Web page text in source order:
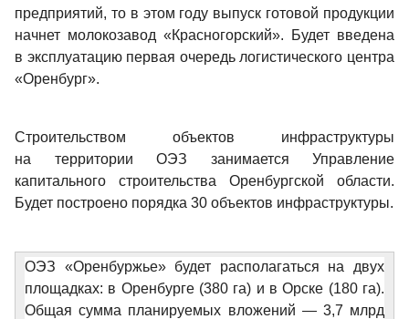
предприятий, то в этом году выпуск готовой продукции
начнет молокозавод «Красногорский». Будет введена
в эксплуатацию первая очередь логистического центра
«Оренбург».
Строительством объектов инфраструктуры
на территории ОЭЗ занимается Управление
капитального строительства Оренбургской области.
Будет построено порядка 30 объектов инфраструктуры.
ОЭЗ «Оренбуржье» будет располагаться на двух
площадках: в Оренбурге (380 га) и в Орске (180 га).
Общая сумма планируемых вложений — 3,7 млрд